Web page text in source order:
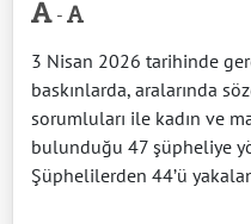
-
3 Nisan 2026 tarihinde
baskınlarda, aralarında
sorumluları ile kadın ve
bulunduğu 47 şüpheliye
Şüphelilerden 44’ü